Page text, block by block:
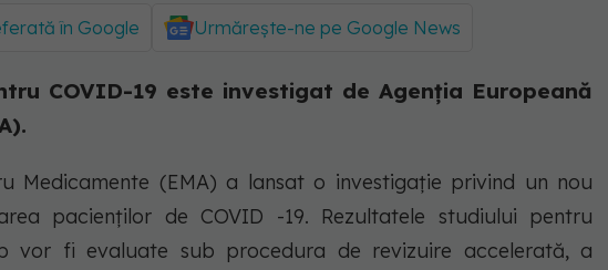
în Google Urmărește-ne pe Google News
COVID-19 este investigat de Agenția Europeană
Medicamente (EMA) a lansat o investigaţie privind un nou
pacienţilor de COVID -19. Rezultatele studiului pentru
vor fi evaluate sub procedura de revizuire accelerată, a